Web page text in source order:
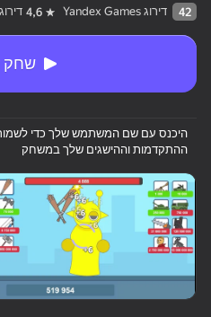
התקן
תמיכה במשחק
כיוון
42 דירוג Yandex Games 4,6
שחק
היכנס עם שם המשתמש שלך כדי
ההתקדמות וההישגים שלך במשחק